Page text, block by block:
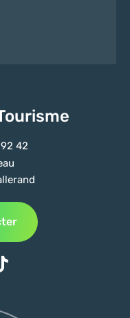
42
sur Facebook
sur Instagram
nous sur Youtube
nous sur Tiktok